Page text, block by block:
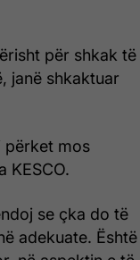
për shkak të
janë shkaktuar
përket mos
KESCO.
se çka do të
adekuate. Është